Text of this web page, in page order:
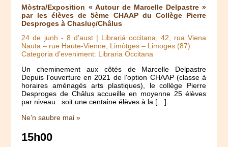
Mòstra/Exposition « Autour de Marcelle Delpastre »
par les élèves de 5ème CHAAP du Collège Pierre
Desproges à Chasluç/Châlus
24 de junh - 8 d'aust| Librariá occitana, 42, rua Viena
Nauta – rue Haute-Vienne, Limòtges – Limoges (87)
Categoria d'eveniment: Libraria Occitana
Un cheminement aux côtés de Marcelle Delpastre
Depuis l'ouverture en 2021 de l'option CHAAP (classe à
horaires aménagés arts plastiques), le collège Pierre
Desproges de Châlus accueille en moyenne 25 élèves
par niveau : soit une centaine élèves à la […]
Ne'n saubre mai »
15h00